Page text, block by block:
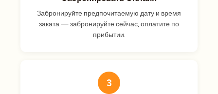
Забронируйте предпочитаемую дату и время
заката — забронируйте сейчас, оплатите по
прибытии.
3